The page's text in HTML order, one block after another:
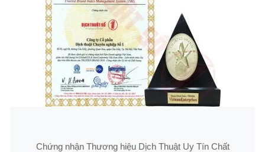
Chứng nhận Thương hiệu Dịch Thuật Uy Tín Chất